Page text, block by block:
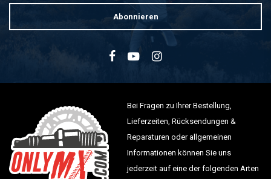
Abonnieren
Bei Fragen zu Ihrer Bestellung,
Lieferzeiten, Rücksendungen &
Reparaturen oder allgemeinen
Informationen können Sie uns
jederzeit auf eine der folgenden Arten